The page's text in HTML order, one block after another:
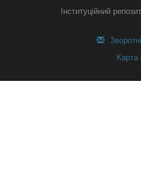
Інституційний
Карта